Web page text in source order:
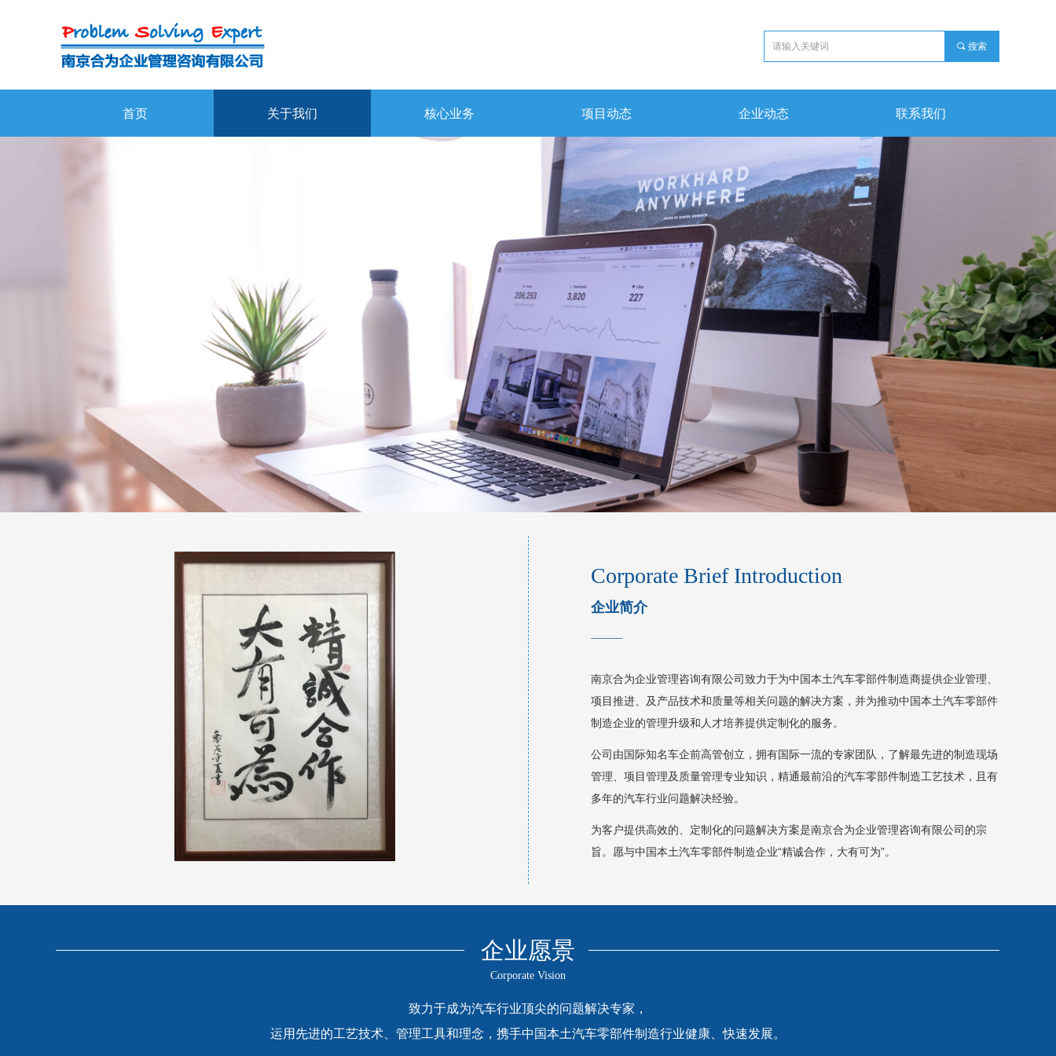
首页 关于我们 核心业务 项目动态 企业动态 联系我们
끠 搜索
企业愿景
Corporate Vision
致力于成为汽车行业顶尖的问题解决专家，
运用先进的工艺技术、管理工具和理念，携手中国本土汽车零部件制造行业健康、快速发展。
南京合为企业管理咨询有限公司致力于为中国本土汽车零部件制造商提供企业管理、
项目推进、及产品技术和质量等相关问题的解决方案，并为推动中国本土汽车零部件
制造企业的管理升级和人才培养提供定制化的服务。
公司由国际知名车企前高管创立，拥有国际一流的专家团队，了解最先进的制造现场
管理、项目管理及质量管理专业知识，精通最前沿的汽车零部件制造工艺技术，且有
多年的汽车行业问题解决经验。
为客户提供高效的、定制化的问题解决方案是南京合为企业管理咨询有限公司的宗
旨。愿与中国本土汽车零部件制造企业“精诚合作，大有可为”。
Corporate Brief Introduction
企业简介